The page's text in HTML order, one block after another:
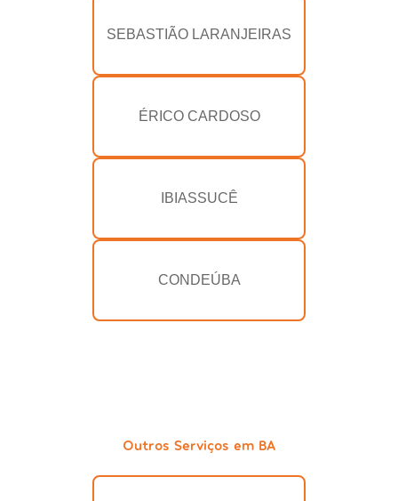
SEBASTIÃO LARANJEIRAS
ÉRICO CARDOSO
IBIASSUCÊ
CONDEÚBA
Outros Serviços em BA